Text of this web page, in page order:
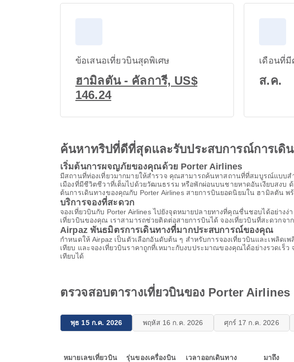
ข้อเสนอเที่ยวบินสุดพิเศษ
ฮามิลตัน - คัลการี, US$
146.24
เดือนที่
ส.ค.
ค้นหาทริปที่ดีที่สุดและรับประสบการณ์การเ
เริ่มต้นการผจญภัยของคุณด้วย Porter Airlines
มีสถานที่ท่องเที่ยวมากมายให้สํารวจ คุณสามารถค้นหาสถานที่ที่สมบูรณ์แบบสํ
เมืองที่มีชีวิตชีวาที่เต็มไปด้วยวัฒนธรรม หรือพักผ่อนบนชายหาดอันเงียบสงบ
ต้นการเดินทางของคุณกับ Porter Airlines สายการบินยอดนิยมใน ฮามิลตัน พ
บริการจองที่สะดวก
จองเที่ยวบินกับ Porter Airlines ไปยังจุดหมายปลายทางที่คุณชื่นชอบได้อย่าง
เที่ยวบินของคุณ เราสามารถช่วยติดต่อสายการบินได้ จองเที่ยวบินที่สะดวกจา
Airpaz พันธมิตรการเดินทางที่มากประสบการณ์ของคุณ
กําหนดให้ Airpaz เป็นตัวเลือกอันดับต้น ๆ สําหรับการจองเที่ยวบินและเพลิด
เทียบ และจองเที่ยวบินราคาถูกที่เหมาะกับงบประมาณของคุณได้อย่างรวดเร็ว
เทียบได้
ตรวจสอบตารางเที่ยวบินของ Porter
พุธ 15 ก.ค. 2026 พฤหัส 16 ก.ค. 2026 ศุกร์ 17 ก.ค. 2026
หมายเลขเที่ยวบิน รุ่นของเครื่องบิน เวลาออกเดินทาง มาถึง